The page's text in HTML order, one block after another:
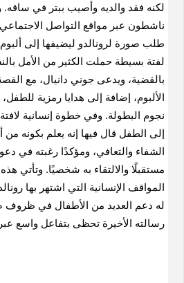
لكنه فقد والديه وأصيب ببتر في
ناشطون عبر مواقع التواصل
لفتة بسيطة حملت الكثير من الأمل
بالقضية، ويدعى جوني دانيال، مع
الألبوم، إضافة إلى هدايا رمزية
نجوم البطولة. وفي خطوة إنسانية
إلى الطفل قال فيها إنه يعلم بكونه من
الشفاء والتعافي، ومؤكدًا رغبته في
مستقبلًا والالتقاء به شخصيًا. وتأتي
المواقف الإنسانية التي اشتهر بها
له دعم العديد من الأطفال في ظروف
رسالته الأخيرة تحظى بتفاعل واسع